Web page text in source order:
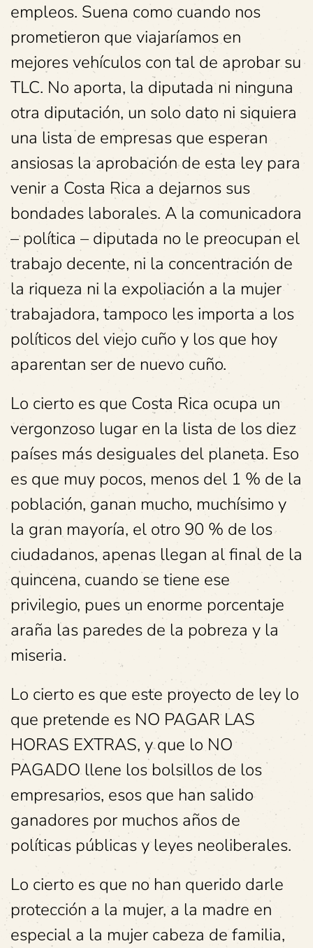
empleos. Suena como cuando nos
prometieron que viajaríamos en
mejores vehículos con tal de aprobar su
TLC. No aporta, la diputada ni ninguna
otra diputación, un solo dato ni siquiera
una lista de empresas que esperan
ansiosas la aprobación de esta ley para
venir a Costa Rica a dejarnos sus
bondades laborales. A la comunicadora
– política – diputada no le preocupan el
trabajo decente, ni la concentración de
la riqueza ni la expoliación a la mujer
trabajadora, tampoco les importa a los
políticos del viejo cuño y los que hoy
aparentan ser de nuevo cuño.
Lo cierto es que Costa Rica ocupa un
vergonzoso lugar en la lista de los diez
países más desiguales del planeta. Eso
es que muy pocos, menos del 1 % de la
población, ganan mucho, muchísimo y
la gran mayoría, el otro 90 % de los
ciudadanos, apenas llegan al final de la
quincena, cuando se tiene ese
privilegio, pues un enorme porcentaje
araña las paredes de la pobreza y la
miseria.
Lo cierto es que este proyecto de ley lo
que pretende es NO PAGAR LAS
HORAS EXTRAS, y que lo NO
PAGADO llene los bolsillos de los
empresarios, esos que han salido
ganadores por muchos años de
políticas públicas y leyes neoliberales.
Lo cierto es que no han querido darle
protección a la mujer, a la madre en
especial a la mujer cabeza de familia,